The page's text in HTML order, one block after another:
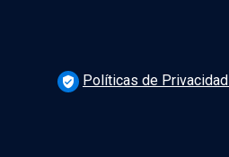
verified_user Políticas de Privacidad